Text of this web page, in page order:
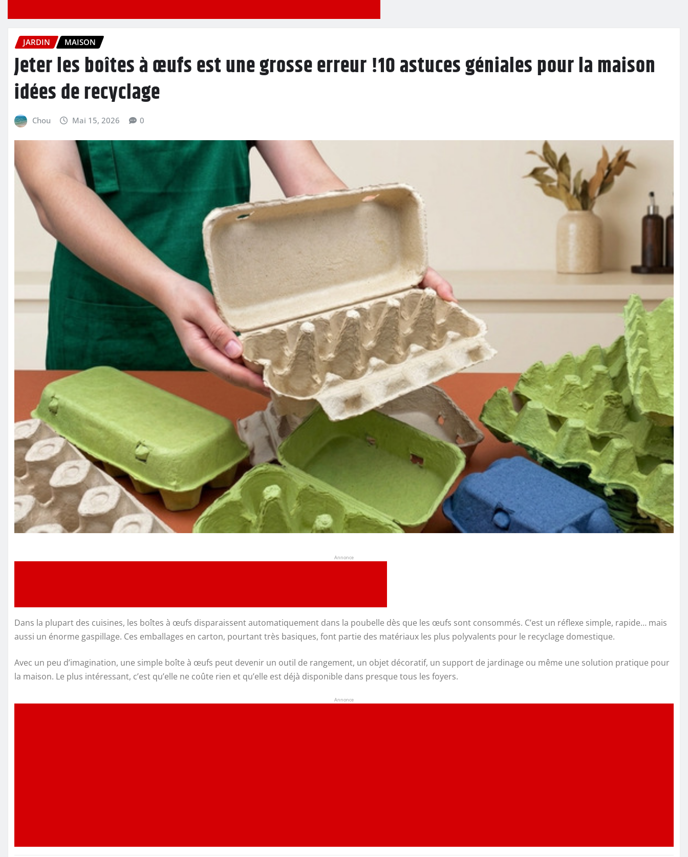
JARDIN MAISON
Jeter les boîtes à œufs est une grosse erreur !10 astuces géniales pour la maison
idées de recyclage
Chou Mai 15, 2026 0
Annonce
Dans la plupart des cuisines, les boîtes à œufs disparaissent automatiquement dans la poubelle dès que les œufs sont consommés. C’est un réflexe simple, rapide… mais
aussi un énorme gaspillage. Ces emballages en carton, pourtant très basiques, font partie des matériaux les plus polyvalents pour le recyclage domestique.
Avec un peu d’imagination, une simple boîte à œufs peut devenir un outil de rangement, un objet décoratif, un support de jardinage ou même une solution pratique pour
la maison. Le plus intéressant, c’est qu’elle ne coûte rien et qu’elle est déjà disponible dans presque tous les foyers.
Annonce